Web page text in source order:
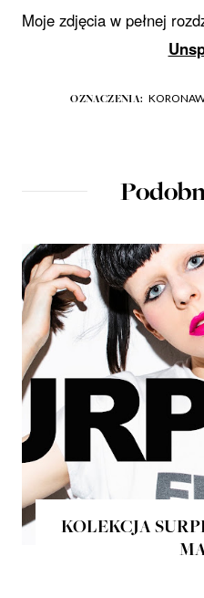
Moje zdjęcia w pełnej
OZNACZENIA:
KOLEKCJA